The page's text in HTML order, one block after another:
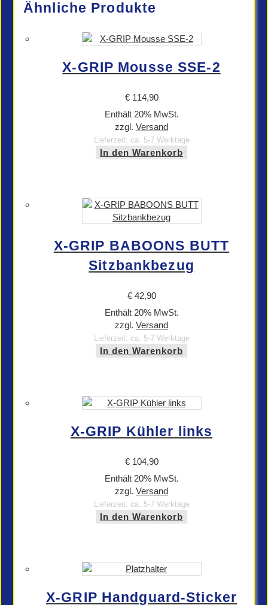
Ähnliche Produkte
X-GRIP Mousse SSE-2
€114,90
Enthält 20% MwSt.
zzgl. Versand
Lieferzeit: ca. 5-7 Werktage
In den Warenkorb
X-GRIP BABOONS BUTT
Sitzbankbezug
€42,90
Enthält 20% MwSt.
zzgl. Versand
Lieferzeit: ca. 5-7 Werktage
In den Warenkorb
X-GRIP Kühler links
€104,90
Enthält 20% MwSt.
zzgl. Versand
Lieferzeit: ca. 5-7 Werktage
In den Warenkorb
X-GRIP Handguard-Sticker